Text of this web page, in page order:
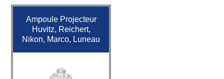
Ampoule Projecteur
Huvitz, Reichert,
Nikon, Marco, Luneau